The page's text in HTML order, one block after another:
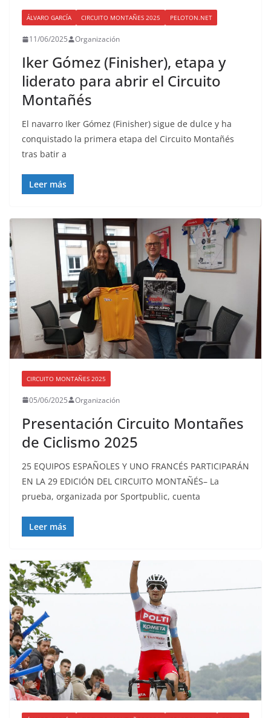
ÁLVARO GARCÍA CIRCUITO MONTAÑES 2025 PELOTON.NET
11/06/2025 Organización
Iker Gómez (Finisher), etapa y
liderato para abrir el Circuito
Montañés
El navarro Iker Gómez (Finisher) sigue de dulce y ha
conquistado la primera etapa del Circuito Montañés
tras batir a
Leer más
CIRCUITO MONTAÑES 2025
05/06/2025 Organización
Presentación Circuito Montañes
de Ciclismo 2025
25 EQUIPOS ESPAÑOLES Y UNO FRANCÉS PARTICIPARÁN
EN LA 29 EDICIÓN DEL CIRCUITO MONTAÑÉS– La
prueba, organizada por Sportpublic, cuenta
Leer más